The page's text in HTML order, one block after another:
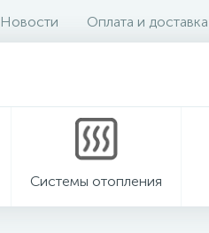
Новости Оплата и доставка
Системы отопления